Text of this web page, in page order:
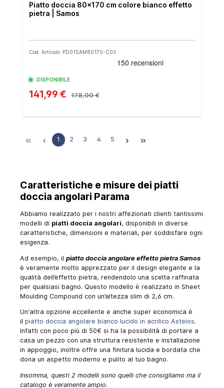
Piatto doccia 80x170 cm colore bianco effetto
pietra | Samos
Cod. Articolo: PD01SAM80170-C03
DISPONIBILE
141,99 € 178,00 €
1 2 3 4 5
Caratteristiche e misure dei piatti
doccia angolari Parama
Abbiamo realizzato per i nostri affezionati clienti tantissimi
modelli di piatti doccia angolari, disponibili in diverse
caratteristiche, dimensioni e materiali, per soddisfare ogni
esigenza.
Ad esempio, il piatto doccia angolare effetto pietra Samos
è veramente molto apprezzato per il design elegante e la
qualità dell’effetto pietra, rendendolo una scelta raffinata
per qualsiasi bagno. Questo modello è realizzato in Sheet
Moulding Compound con un’altezza slim di 2,6 cm.
Un'altra opzione eccellente e anche super economica è
il piatto doccia angolare bianco lucido in acrilico Asteios.
Infatti con poco più di 50€ si ha la possibilità di portare a
casa un pezzo con una struttura resistente e installazione
in appoggio, inoltre offre una finitura lucida e bordata che
dona un aspetto moderno e pulito al tuo bagno.
Insomma, questi 2 modelli sono quelli che consigliamo ma il
catalogo è veramente ampio.